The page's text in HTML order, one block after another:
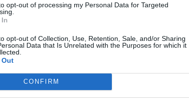
opt-out of processing my Personal Data for Targeted
opt-out of Collection, Use, Retention, Sale, and/or Sharing
Data that Is Unrelated with the Purposes for which it
CONFIRM